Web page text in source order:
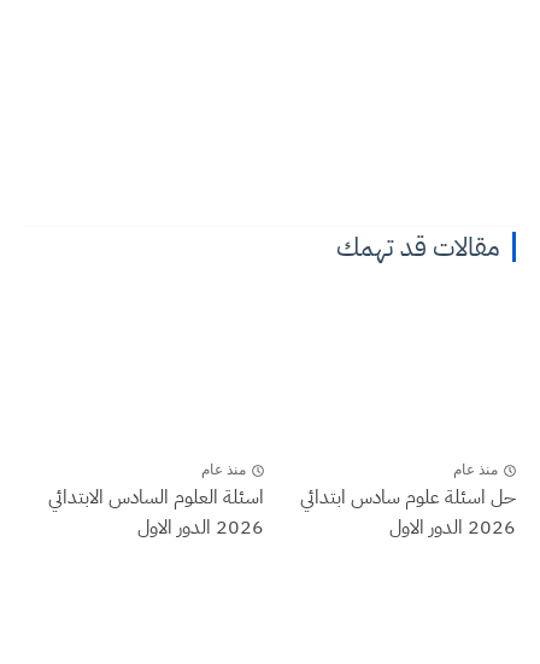
مقالات قد تهمك
منذ عام
حل اسئلة علوم سادس ابتدائي
2026 الدور الاول
منذ عام
اسئلة العلوم السادس الابتدائي
2026 الدور الاول